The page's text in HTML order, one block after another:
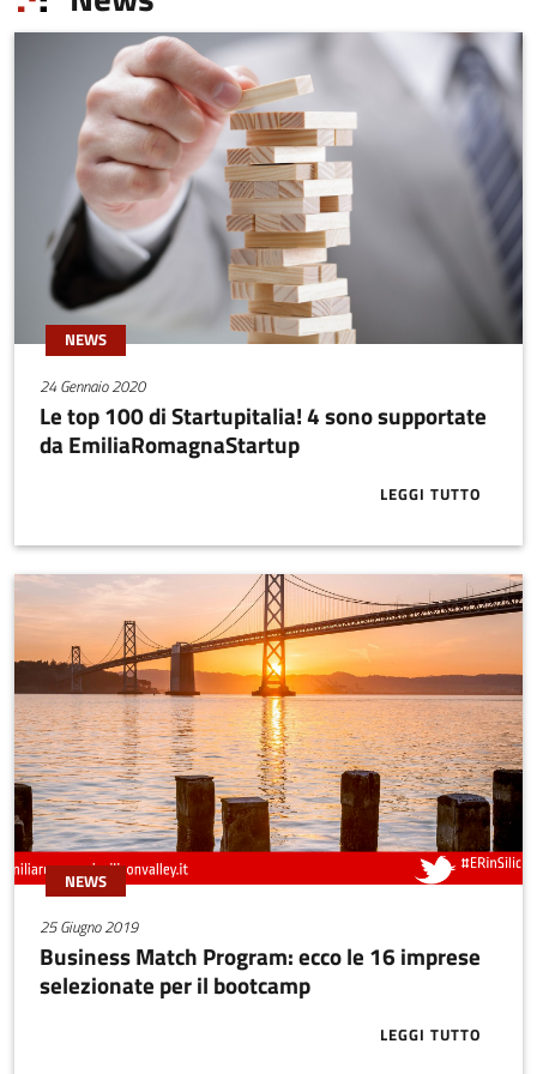
del Sistema per
un’eventuale adozione.
NEWS
24 Gennaio 2020
Le top 100 di Startupitalia! 4 sono supportate
da EmiliaRomagnaStartup
LEGGI TUTTO
ABOUT LE
NEWS
25 Giugno 2019
Business Match Program: ecco le 16 imprese
selezionate per il bootcamp
LEGGI TUTTO
ABOUT